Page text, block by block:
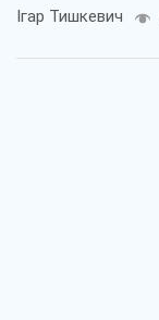
Ігар Тишкевич